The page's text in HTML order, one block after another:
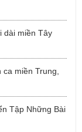
dài miền Tây
ca miền Trung,
Tập Những Bài